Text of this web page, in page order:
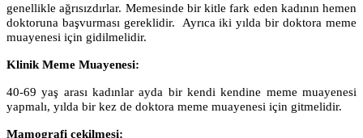
genellikle ağrısızdırlar. Memesinde bir kitle fark eden kadının hemen
doktoruna başvurması gereklidir. Ayrıca iki yılda bir doktora meme
muayenesi için gidilmelidir.
Klinik Meme Muayenesi:
40-69 yaş arası kadınlar ayda bir kendi kendine meme muayenesi
yapmalı, yılda bir kez de doktora meme muayenesi için gitmelidir.
Mamografi çekilmesi: